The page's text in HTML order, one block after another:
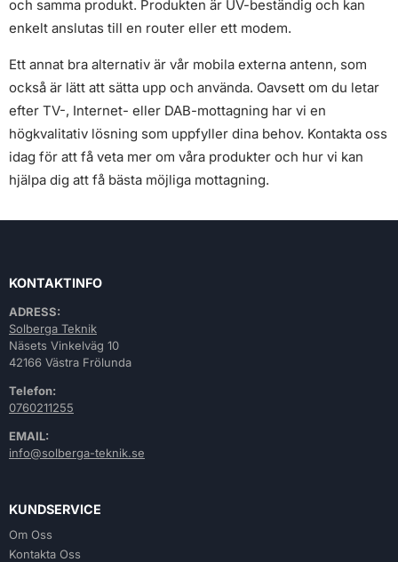
och samma produkt. Produkten är UV-beständig och kan
enkelt anslutas till en router eller ett modem.
Ett annat bra alternativ är vår mobila externa antenn, som
också är lätt att sätta upp och använda. Oavsett om du letar
efter TV-, Internet- eller DAB-mottagning har vi en
högkvalitativ lösning som uppfyller dina behov. Kontakta oss
idag för att få veta mer om våra produkter och hur vi kan
hjälpa dig att få bästa möjliga mottagning.
KONTAKTINFO
ADRESS:
Solberga Teknik
Näsets Vinkelväg 10
42166 Västra Frölunda
Telefon:
0760211255
EMAIL:
info@solberga-teknik.se
KUNDSERVICE
Om Oss
Kontakta Oss